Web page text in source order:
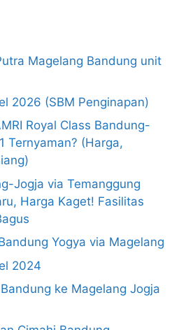
Magelang Bandung unit
2026 (SBM Penginapan)
Royal Class Bandung-
Ternyaman? (Harga,
Jogja via Temanggung
Harga Kaget! Fasilitas
Yogya via Magelang
2024
ke Magelang Jogja